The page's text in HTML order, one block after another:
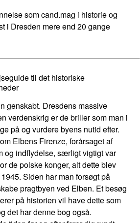
som cand.mag i historie og
i Dresden mere end 20 gange
til det historiske
genskabt. Dresdens massive
verdenskrig er de briller som man i
på og vurdere byens nutid efter.
Elbens Firenze, forårsaget af
og indflydelse, særligt vigtigt var
de polske konger, alt dette blev
Siden har man forsøgt på
pragtbyen ved Elben. Et besøg
på historien vil have dette som
det har denne bog også.